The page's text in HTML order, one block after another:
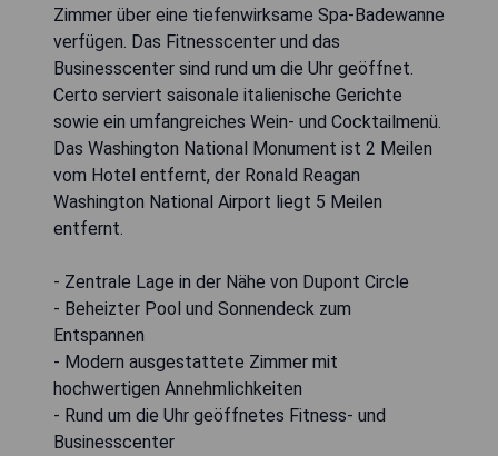
Zimmer über eine tiefenwirksame Spa-Badewanne
verfügen. Das Fitnesscenter und das
Businesscenter sind rund um die Uhr geöffnet.
Certo serviert saisonale italienische Gerichte
sowie ein umfangreiches Wein- und Cocktailmenü.
Das Washington National Monument ist 2 Meilen
vom Hotel entfernt, der Ronald Reagan
Washington National Airport liegt 5 Meilen
entfernt.
- Zentrale Lage in der Nähe von Dupont Circle
- Beheizter Pool und Sonnendeck zum
Entspannen
- Modern ausgestattete Zimmer mit
hochwertigen Annehmlichkeiten
- Rund um die Uhr geöffnetes Fitness- und
Businesscenter